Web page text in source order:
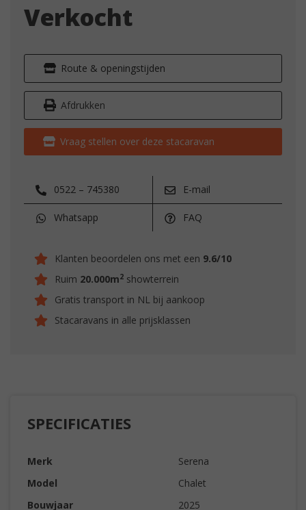
Verkocht
Route & openingstijden
Afdrukken
Vraag stellen over deze stacaravan
0522 – 745380 E-mail
Whatsapp FAQ
Klanten beoordelen ons met een 9.6/10
Ruim 20.000m2 showterrein
Gratis transport in NL bij aankoop
Stacaravans in alle prijsklassen
SPECIFICATIES
Merk
Serena
Model
Chalet
Bouwjaar
2025